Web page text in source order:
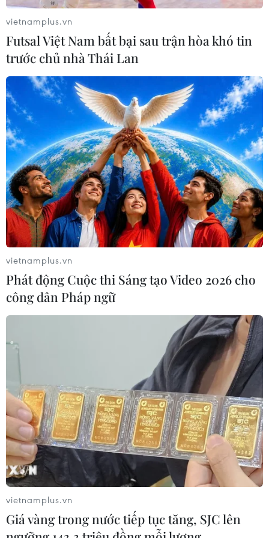
vietnamplus.vn
Futsal Việt Nam bất bại sau trận hòa khó tin
trước chủ nhà Thái Lan
vietnamplus.vn
Phát động Cuộc thi Sáng tạo Video 2026 cho
công dân Pháp ngữ
vietnamplus.vn
Giá vàng trong nước tiếp tục tăng, SJC lên